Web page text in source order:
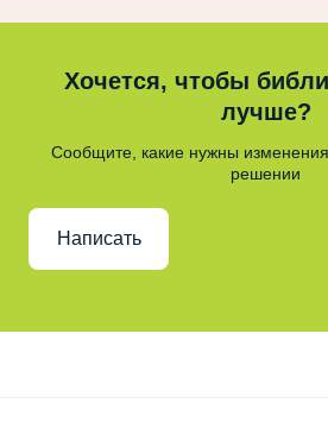
Хочется, чтобы
лучше?
Сообщите, какие нужны
решении
Написать